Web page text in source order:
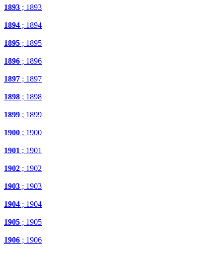
1893 ; 1893
1894 ; 1894
1895 ; 1895
1896 ; 1896
1897 ; 1897
1898 ; 1898
1899 ; 1899
1900 ; 1900
1901 ; 1901
1902 ; 1902
1903 ; 1903
1904 ; 1904
1905 ; 1905
1906 ; 1906